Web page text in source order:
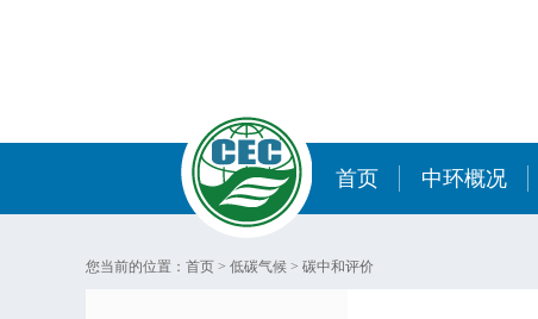
首页 中环概况
您当前的位置： 首页 > 低碳气候 > 碳中和评价